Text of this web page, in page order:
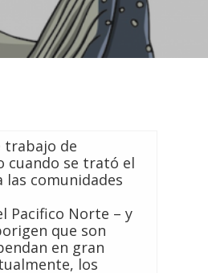
trabajo de
cuando se trató el
comunidades
Pacifico Norte – y
que son
en gran
los